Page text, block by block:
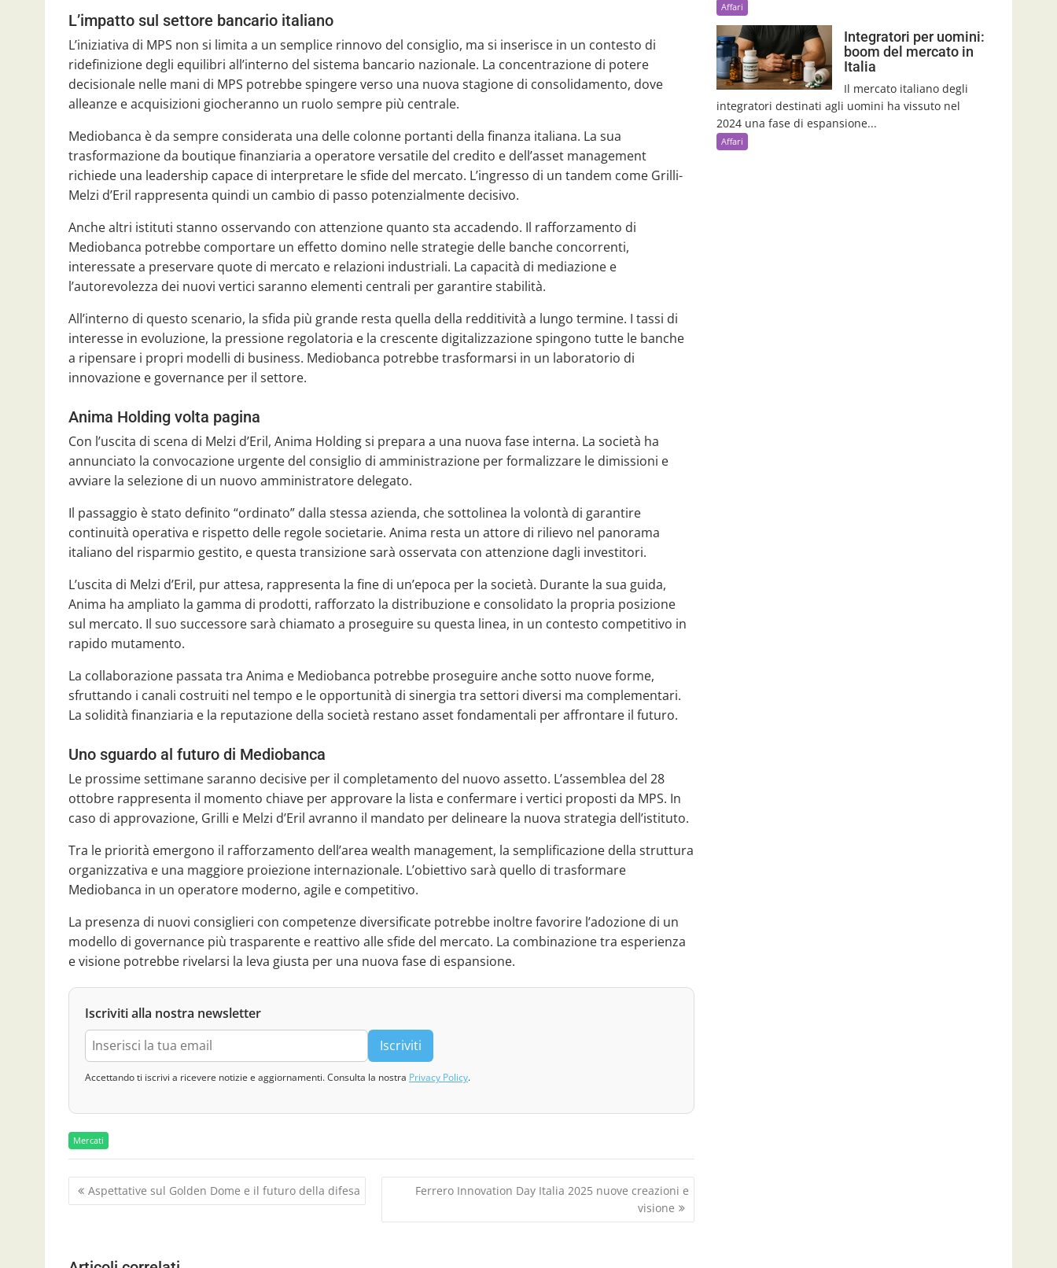
L’impatto sul settore bancario italiano
L’iniziativa di MPS non si limita a un semplice rinnovo del consiglio, ma si inserisce in un contesto di
ridefinizione degli equilibri all’interno del sistema bancario nazionale. La concentrazione di potere
decisionale nelle mani di MPS potrebbe spingere verso una nuova stagione di consolidamento, dove
alleanze e acquisizioni giocheranno un ruolo sempre più centrale.
Mediobanca è da sempre considerata una delle colonne portanti della finanza italiana. La sua
trasformazione da boutique finanziaria a operatore versatile del credito e dell’asset management
richiede una leadership capace di interpretare le sfide del mercato. L’ingresso di un tandem come Grilli-
Melzi d’Eril rappresenta quindi un cambio di passo potenzialmente decisivo.
Anche altri istituti stanno osservando con attenzione quanto sta accadendo. Il rafforzamento di
Mediobanca potrebbe comportare un effetto domino nelle strategie delle banche concorrenti,
interessate a preservare quote di mercato e relazioni industriali. La capacità di mediazione e
l’autorevolezza dei nuovi vertici saranno elementi centrali per garantire stabilità.
All’interno di questo scenario, la sfida più grande resta quella della redditività a lungo termine. I tassi di
interesse in evoluzione, la pressione regolatoria e la crescente digitalizzazione spingono tutte le banche
a ripensare i propri modelli di business. Mediobanca potrebbe trasformarsi in un laboratorio di
innovazione e governance per il settore.
Anima Holding volta pagina
Con l’uscita di scena di Melzi d’Eril, Anima Holding si prepara a una nuova fase interna. La società ha
annunciato la convocazione urgente del consiglio di amministrazione per formalizzare le dimissioni e
avviare la selezione di un nuovo amministratore delegato.
Il passaggio è stato definito “ordinato” dalla stessa azienda, che sottolinea la volontà di garantire
continuità operativa e rispetto delle regole societarie. Anima resta un attore di rilievo nel panorama
italiano del risparmio gestito, e questa transizione sarà osservata con attenzione dagli investitori.
L’uscita di Melzi d’Eril, pur attesa, rappresenta la fine di un’epoca per la società. Durante la sua guida,
Anima ha ampliato la gamma di prodotti, rafforzato la distribuzione e consolidato la propria posizione
sul mercato. Il suo successore sarà chiamato a proseguire su questa linea, in un contesto competitivo in
rapido mutamento.
La collaborazione passata tra Anima e Mediobanca potrebbe proseguire anche sotto nuove forme,
sfruttando i canali costruiti nel tempo e le opportunità di sinergia tra settori diversi ma complementari.
La solidità finanziaria e la reputazione della società restano asset fondamentali per affrontare il futuro.
Uno sguardo al futuro di Mediobanca
Le prossime settimane saranno decisive per il completamento del nuovo assetto. L’assemblea del 28
ottobre rappresenta il momento chiave per approvare la lista e confermare i vertici proposti da MPS. In
caso di approvazione, Grilli e Melzi d’Eril avranno il mandato per delineare la nuova strategia dell’istituto.
Tra le priorità emergono il rafforzamento dell’area wealth management, la semplificazione della struttura
organizzativa e una maggiore proiezione internazionale. L’obiettivo sarà quello di trasformare
Mediobanca in un operatore moderno, agile e competitivo.
La presenza di nuovi consiglieri con competenze diversificate potrebbe inoltre favorire l’adozione di un
modello di governance più trasparente e reattivo alle sfide del mercato. La combinazione tra esperienza
e visione potrebbe rivelarsi la leva giusta per una nuova fase di espansione.
Iscriviti alla nostra newsletter
Iscriviti
Accettando ti iscrivi a ricevere notizie e aggiornamenti. Consulta la nostra Privacy Policy.
Mercati
N
a
g
Aspettative sul Golden Dome e il futuro della difesa
Ferrero Innovation Day Italia 2025 nuove creazioni e
visione
Affari
Integratori per uomini:
boom del mercato in
Italia
Il mercato italiano degli
integratori destinati agli uomini ha vissuto nel
2024 una fase di espansione...
Affari